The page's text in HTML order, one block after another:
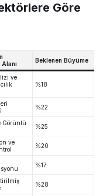
Göre
Alanı
Beklenen Büyüme
ve
%18
%22
Görüntü
%25
ve
%20
%17
%28